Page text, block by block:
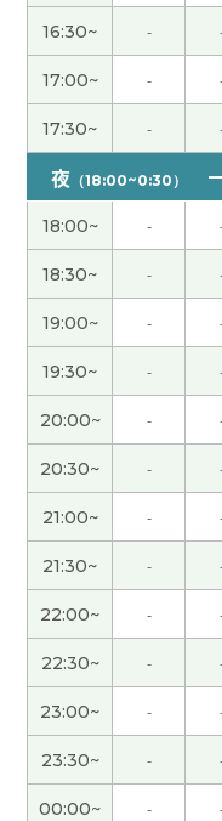
还是你要参加义务
我也这么想。以前
)
因为黄金周我们学
回国，很遗憾。
你参加什么样的义
我喜欢吃意大利菜
卖。( 女性 )
大连还是很冷啊。
亮。( 女性 )
我不j我不知道为什
后,我自己解决问题
女性 )
海南天气很好，人
心。( 女性 )
我分不清什么样的
16:30~ -
17:00~ -
17:30~ -
夜 （18:00~0:30）
18:00~ -
18:30~ -
19:00~ -
19:30~ -
20:00~ -
20:30~ -
21:00~ -
21:30~ -
22:00~ -
22:30~ -
23:00~ -
23:30~ -
00:00~ -